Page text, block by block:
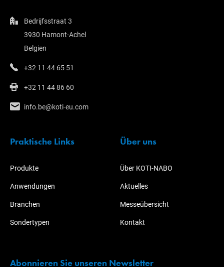
Bedrijfsstraat 3
3930 Hamont-Achel
Belgien
+32 11 44 65 51
+32 11 44 86 60
info.be@koti-eu.com
Praktische Links
Produkte
Anwendungen
Branchen
Sondertypen
Über uns
Über KOTI-NABO
Aktuelles
Messeübersicht
Kontakt
Abonnieren Sie unseren Newsletter